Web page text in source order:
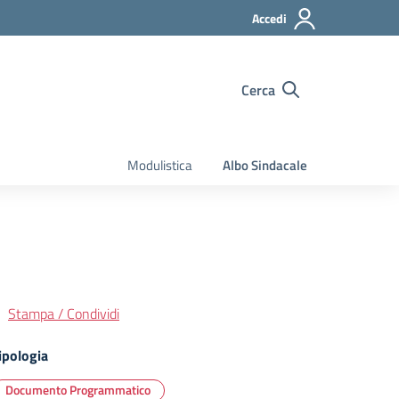
Accedi
Cerca
Modulistica Albo Sindacale
Stampa / Condividi
Documento Programmatico